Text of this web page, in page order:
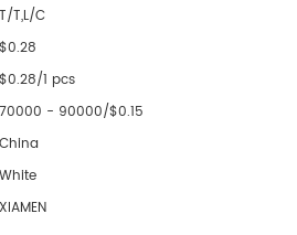
T/T,L/C
$0.28
$0.28/1 pcs
70000 - 90000/$0.15
China
White
XIAMEN